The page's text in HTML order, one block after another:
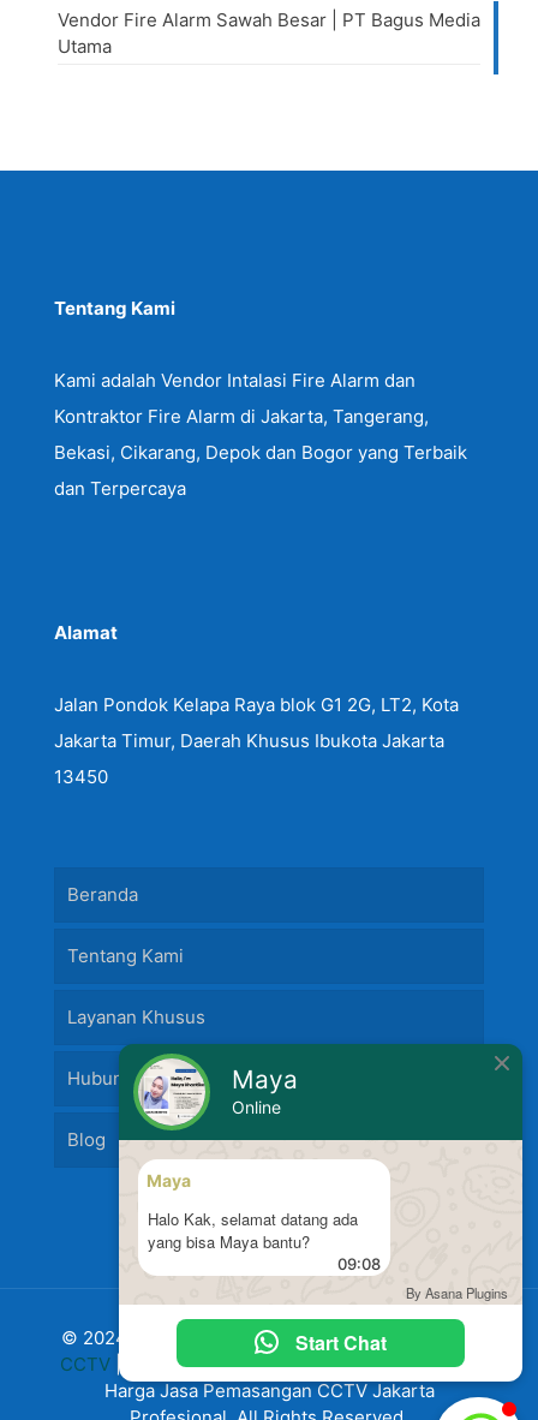
Vendor Fire Alarm Sawah Besar | PT Bagus Media
Utama
Tentang Kami
Kami adalah Vendor Intalasi Fire Alarm dan
Kontraktor Fire Alarm di Jakarta, Tangerang,
Bekasi, Cikarang, Depok dan Bogor yang Terbaik
dan Terpercaya
Alamat
Jalan Pondok Kelapa Raya blok G1 2G, LT2, Kota
Jakarta Timur, Daerah Khusus Ibukota Jakarta
13450
Beranda
Tentang Kami
Layanan Khusus
Hubungi Kami
Blog
© 2024 Jasa Pasang Fire Alarm danJasa Pasang
CCTV| Harga Pasang CCTVMurah Terbaru 2024
Harga Jasa Pemasangan CCTV Jakarta
Maya
Online
Maya
Halo Kak, selamat datang ada
yang bisa Maya bantu?
09:08
By Asana Plugins
Start Chat